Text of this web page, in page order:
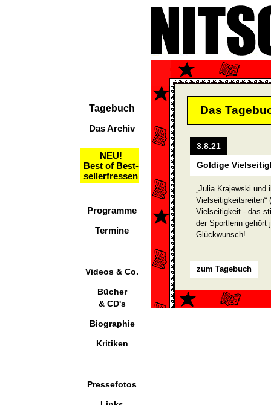
Tagebuch
Das Archiv
NEU!
Best of Best-
sellerfressen
Programme
Termine
Videos & Co.
Bücher
& CD's
Biographie
Kritiken
Pressefotos
Das
3.8.21
Goldige
„Julia Krajewski und
Vielseitigkeitsreiten“
Vielseitigkeit - das
der Sportlerin gehört
Glückwunsch!
zum Tagebuch